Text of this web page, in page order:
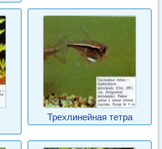
Трехлинейная тетра